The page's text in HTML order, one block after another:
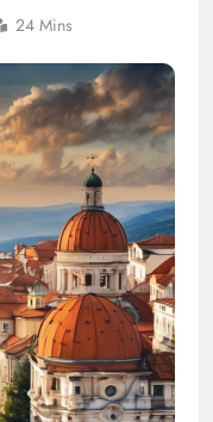
24 Mins